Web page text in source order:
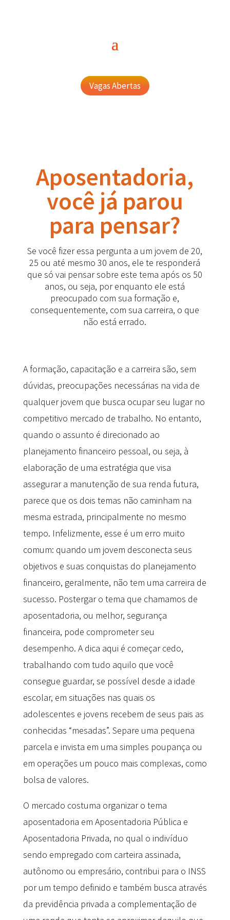
Vagas Abertas
Aposentadoria,
você já parou
para pensar?
Se você fizer essa pergunta a um jovem de 20,
25 ou até mesmo 30 anos, ele te responderá
que só vai pensar sobre este tema após os 50
anos, ou seja, por enquanto ele está
preocupado com sua formação e,
consequentemente, com sua carreira, o que
não está errado.
A formação, capacitação e a carreira são, sem
dúvidas, preocupações necessárias na vida de
qualquer jovem que busca ocupar seu lugar no
competitivo mercado de trabalho. No entanto,
quando o assunto é direcionado ao
planejamento financeiro pessoal, ou seja, à
elaboração de uma estratégia que visa
assegurar a manutenção de sua renda futura,
parece que os dois temas não caminham na
mesma estrada, principalmente no mesmo
tempo. Infelizmente, esse é um erro muito
comum: quando um jovem desconecta seus
objetivos e suas conquistas do planejamento
financeiro, geralmente, não tem uma carreira de
sucesso. Postergar o tema que chamamos de
aposentadoria, ou melhor, segurança
financeira, pode comprometer seu
desempenho. A dica aqui é começar cedo,
trabalhando com tudo aquilo que você
consegue guardar, se possível desde a idade
escolar, em situações nas quais os
adolescentes e jovens recebem de seus pais as
conhecidas “mesadas”. Separe uma pequena
parcela e invista em uma simples poupança ou
em operações um pouco mais complexas, como
bolsa de valores.
O mercado costuma organizar o tema
aposentadoria em Aposentadoria Pública e
Aposentadoria Privada, no qual o indivíduo
sendo empregado com carteira assinada,
autônomo ou empresário, contribui para o INSS
por um tempo definido e também busca através
da previdência privada a complementação de